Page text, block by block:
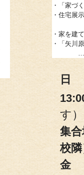
・「家づ
・住宅展
・家を建
・「矢川
…と経
日
す）
集
校
金